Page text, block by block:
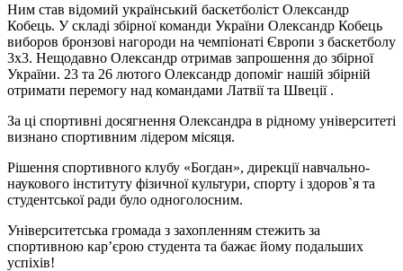
Ним став відомий український баскетболіст Олександр
Кобець. У складі збірної команди України Олександр Кобець
виборов бронзові нагороди на чемпіонаті Європи з баскетболу
3х3. Нещодавно Олександр отримав запрошення до збірної
України. 23 та 26 лютого Олександр допоміг нашій збірній
отримати перемогу над командами Латвії та Швеції .
За ці спортивні досягнення Олександра в рідному університеті
визнано спортивним лідером місяця.
Рішення спортивного клубу «Богдан», дирекції навчально-
наукового інституту фізичної культури, спорту і здоров`я та
студентської ради було одноголосним.
Університетська громада з захопленням стежить за
спортивною кар’єрою студента та бажає йому подальших
успіхів!